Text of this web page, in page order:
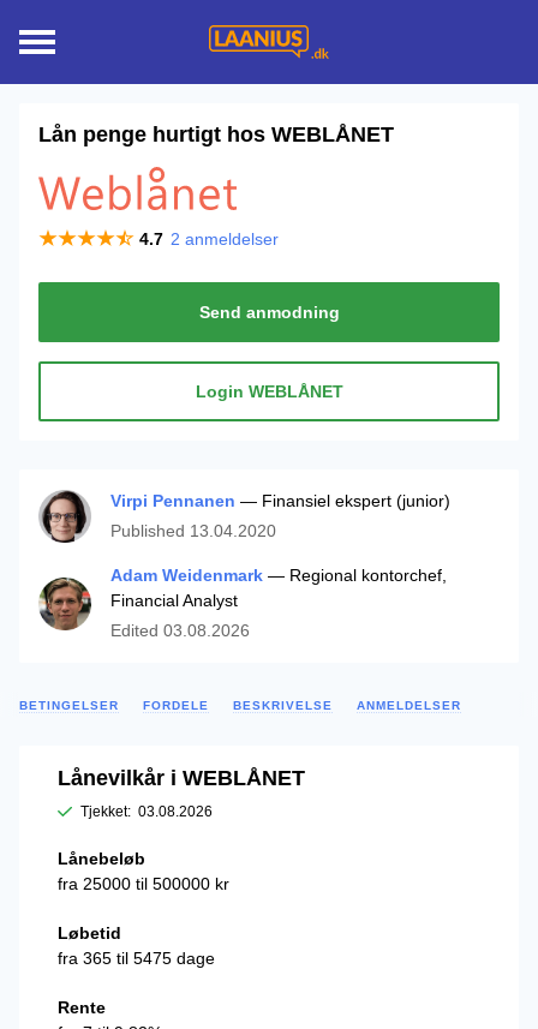
Lån penge hurtigt hos WEBLÅNET
4.7 2 anmeldelser
Send anmodning
Login WEBLÅNET
Virpi Pennanen — Finansiel ekspert (junior)
Published 13.04.2020
Adam Weidenmark — Regional kontorchef,
Financial Analyst
Edited 03.08.2026
BETINGELSER FORDELE BESKRIVELSE ANMELDELSER
Lånevilkår i WEBLÅNET
Tjekket: 03.08.2026
Lånebeløb
fra 25000 til 500000 kr
Løbetid
fra 365 til 5475 dage
Rente